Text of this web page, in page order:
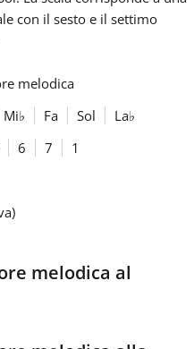
con il sesto e il settimo
melodica
Mi♭ Fa Sol La♭
6 7 1
melodica al